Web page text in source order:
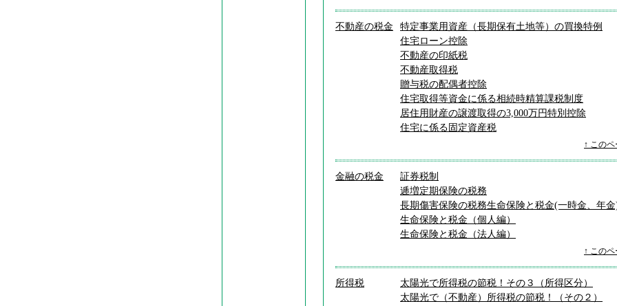
不動産の税金
特定事業用資産（長期保有土地等）の買換特例
住宅ローン控除
不動産の印紙税
不動産取得税
贈与税の配偶者控除
住宅取得等資金に係る相続時精算課税制度
居住用財産の譲渡取得の3,000万円特別控除
住宅に係る固定資産税
↑ この
金融の税金
証券税制
逓増定期保険の税務
長期傷害保険の税務生命保険と税金(一時金、年金
生命保険と税金（個人編）
生命保険と税金（法人編）
↑ この
所得税
太陽光で所得税の節税！その３（所得区分）
太陽光で（不動産）所得税の節税！（その２）